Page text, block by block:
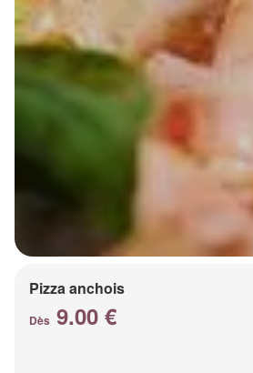
Pizza anchois
Dès 9.00 €